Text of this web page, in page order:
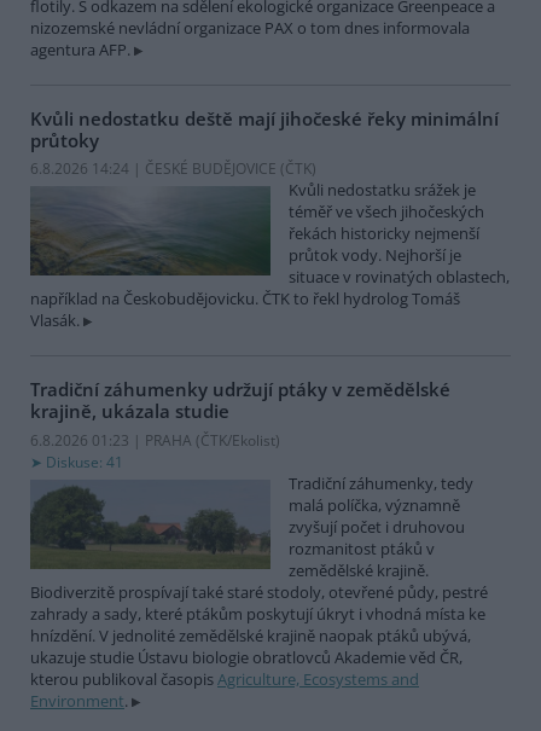
flotily. S odkazem na sdělení ekologické organizace Greenpeace a
nizozemské nevládní organizace PAX o tom dnes informovala
agentura AFP.
Kvůli nedostatku deště mají jihočeské řeky minimální
průtoky
6.8.2026 14:24 | ČESKÉ BUDĚJOVICE (ČTK)
Kvůli nedostatku srážek je
téměř ve všech jihočeských
řekách historicky nejmenší
průtok vody. Nejhorší je
situace v rovinatých oblastech,
například na Českobudějovicku. ČTK to řekl hydrolog Tomáš
Vlasák.
Tradiční záhumenky udržují ptáky v zemědělské
krajině, ukázala studie
6.8.2026 01:23 | PRAHA (ČTK/Ekolist)
Diskuse: 41
Tradiční záhumenky, tedy
malá políčka, významně
zvyšují počet i druhovou
rozmanitost ptáků v
zemědělské krajině.
Biodiverzitě prospívají také staré stodoly, otevřené půdy, pestré
zahrady a sady, které ptákům poskytují úkryt i vhodná místa ke
hnízdění. V jednolité zemědělské krajině naopak ptáků ubývá,
ukazuje studie Ústavu biologie obratlovců Akademie věd ČR,
kterou publikoval časopisAgriculture, Ecosystems and
Environment.